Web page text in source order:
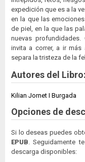
expedición que es a la
en la que las
de piel, en la que las
nuevas
invita a correr, a ir más
separa la tristeza de la
Autores del Libro:
Kilian Jornet I Burgada
Opciones de
Si lo deseas puedes
EPUB . Seguidamente
descarga disponibles: